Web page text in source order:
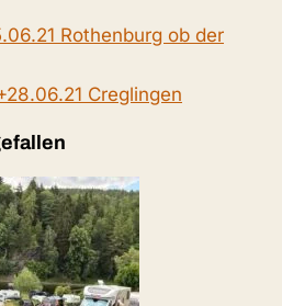
Rothenburg ob der
Creglingen